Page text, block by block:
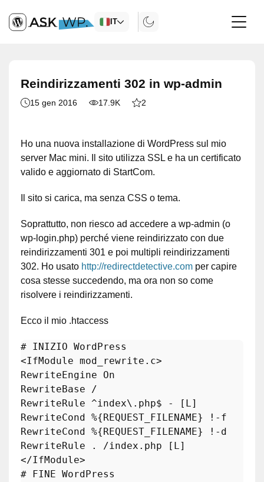
IT
Reindirizzamenti 302 in wp-admin
15 gen 2016 17.9K 2
Ho una nuova installazione di WordPress sul mio
server Mac mini. Il sito utilizza SSL e ha un certificato
valido e aggiornato di StartCom.
Il sito si carica, ma senza CSS o tema.
Soprattutto, non riesco ad accedere a wp-admin (o
wp-login.php) perché viene reindirizzato con due
reindirizzamenti 301 e poi multipli reindirizzamenti
302. Ho usato http://redirectdetective.com per capire
cosa stesse succedendo, ma ora non so come
risolvere i reindirizzamenti.
Ecco il mio .htaccess
# INIZIO WordPress
<IfModule mod_rewrite.c>
RewriteEngine On
RewriteBase /
RewriteRule ^index\.php$ - [L]
RewriteCond %{REQUEST_FILENAME} !-f
RewriteCond %{REQUEST_FILENAME} !-d
RewriteRule . /index.php [L]
</IfModule>
# FINE WordPress